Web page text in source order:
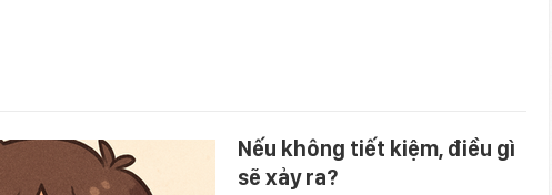
Nếu không tiết kiệm, điều gì
sẽ xảy ra?